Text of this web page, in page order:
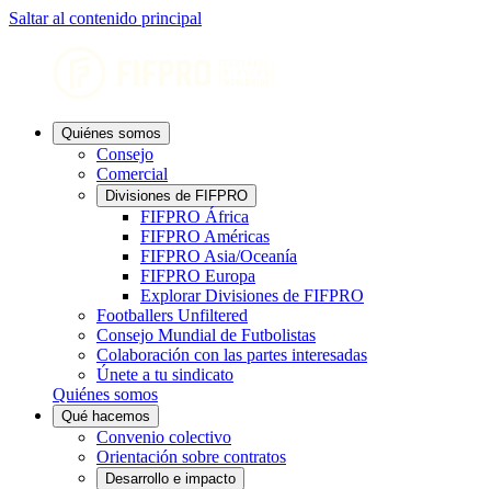
Saltar al contenido principal
Quiénes somos
Consejo
Comercial
Divisiones de FIFPRO
FIFPRO África
FIFPRO Américas
FIFPRO Asia/Oceanía
FIFPRO Europa
Explorar Divisiones de FIFPRO
Footballers Unfiltered
Consejo Mundial de Futbolistas
Colaboración con las partes interesadas
Únete a tu sindicato
Quiénes somos
Qué hacemos
Convenio colectivo
Orientación sobre contratos
Desarrollo e impacto